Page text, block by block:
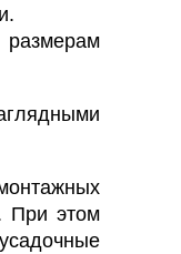
При этом